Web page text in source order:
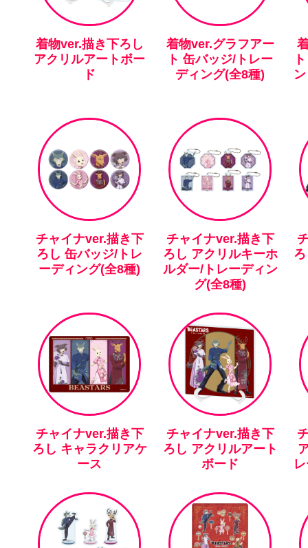
着物ver.描き下ろし
アクリルアートボー
ド
着物ver.グラフアー
ト 缶バッジ/トレー
ディング(全8種)
チャイナver.描き下
ろし 缶バッジ/トレ
ーディング(全8種)
チャイナver.描き下
ろし アクリルキーホ
ルダー/トレーディン
グ(全8種)
チャイナver.描き下
ろし キャラクリアケ
ース
チャイナver.描き下
ろし アクリルアート
ボード